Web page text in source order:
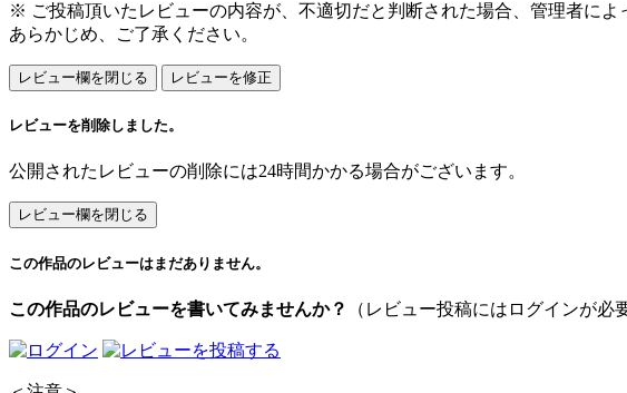
※ ご投稿頂いたレビューの内容が、不適切だと判断された場合、管理者によ
あらかじめ、ご了承ください。
レビューを削除しました。
公開されたレビューの削除には24時間かかる場合がございます。
この作品のレビューはまだありません。
この作品のレビューを書いてみませんか？ （レビュー投稿にはログインが必